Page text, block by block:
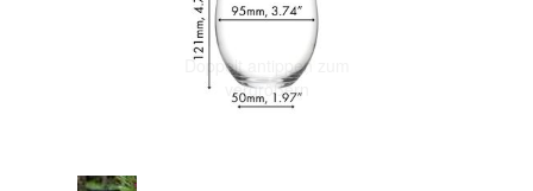
Doppelt antippen zum
vergrößern